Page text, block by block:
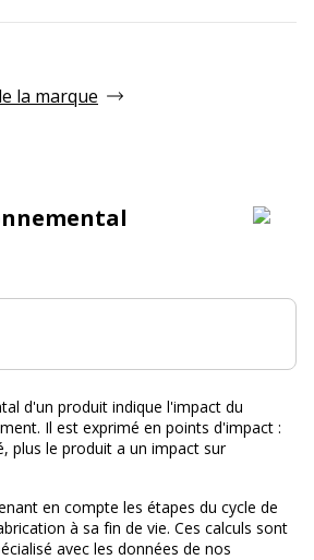
la marque
:
d'un produit indique l'impact du
Il est exprimé en points d'impact :
plus le produit a un impact sur
en compte les étapes du cycle de
à sa fin de vie. Ces calculs sont
avec les données de nos